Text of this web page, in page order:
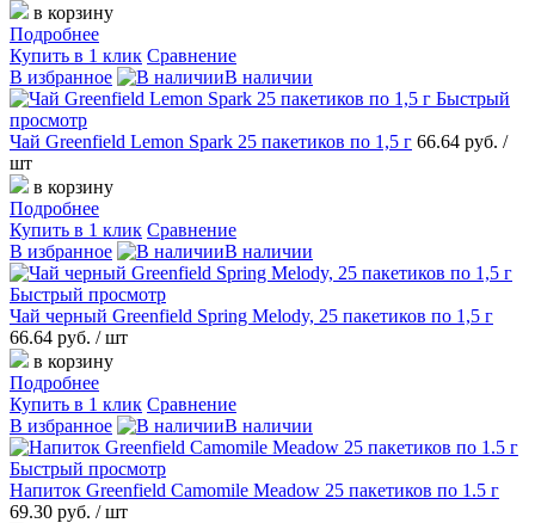
в корзину
Подробнее
Купить в 1 клик Сравнение
В избранное
В наличии
Быстрый
просмотр
Чай Greenfield Lemon Spark 25 пакетиков по 1,5 г 66.64 руб. /
шт
в корзину
Подробнее
Купить в 1 клик Сравнение
В избранное
В наличии
Быстрый просмотр
Чай черный Greenfield Spring Melody, 25 пакетиков по 1,5 г
66.64 руб. / шт
в корзину
Подробнее
Купить в 1 клик Сравнение
В избранное
В наличии
Быстрый просмотр
Напиток Greenfield Camomile Meadow 25 пакетиков по 1.5 г
69.30 руб. / шт